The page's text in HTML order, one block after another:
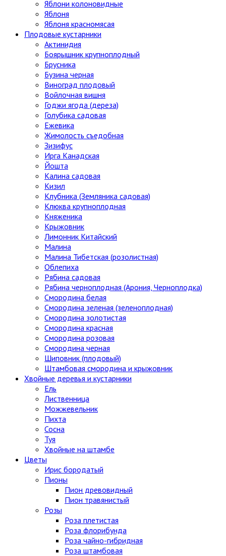
Яблони колоновидные
Яблоня
Яблоня красномясая
Плодовые кустарники
Актинидия
Боярышник крупноплодный
Брусника
Бузина черная
Виноград плодовый
Войлочная вишня
Годжи ягода (дереза)
Голубика садовая
Ежевика
Жимолость съедобная
Зизифус
Ирга Канадская
Йошта
Калина садовая
Кизил
Клубника (Земляника садовая)
Клюква крупноплодная
Княженика
Крыжовник
Лимонник Китайский
Малина
Малина Тибетская (розолистная)
Облепиха
Рябина садовая
Рябина черноплодная (Арония, Черноплодка)
Смородина белая
Смородина зеленая (зеленоплодная)
Смородина золотистая
Смородина красная
Смородина розовая
Смородина черная
Шиповник (плодовый)
Штамбовая смородина и крыжовник
Хвойные деревья и кустарники
Ель
Лиственница
Можжевельник
Пихта
Сосна
Туя
Хвойные на штамбе
Цветы
Ирис бородатый
Пионы
Пион древовидный
Пион травянистый
Розы
Роза плетистая
Роза флорибунда
Роза чайно-гибридная
Роза штамбовая